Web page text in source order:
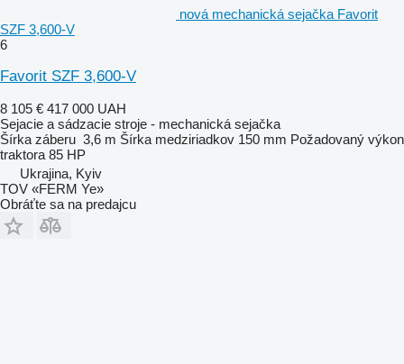
nová mechanická sejačka Favorit
SZF 3,600-V
6
Favorit SZF 3,600-V
8 105 € 417 000 UAH
Sejacie a sádzacie stroje - mechanická sejačka
Šírka záberu 3,6 m Šírka medziriadkov 150 mm Požadovaný výkon
traktora 85 HP
Ukrajina, Kyiv
TOV «FERM Ye»
Obráťte sa na predajcu